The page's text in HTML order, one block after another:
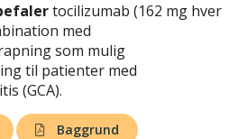
tocilizumab (162 mg hver
med
som mulig
til patienter med
(GCA).
Baggrund